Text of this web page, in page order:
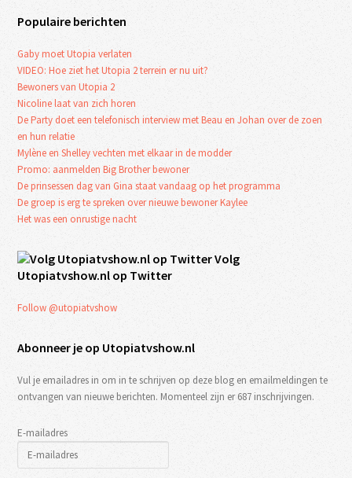
Populaire berichten
Gaby moet Utopia verlaten
VIDEO: Hoe ziet het Utopia 2 terrein er nu uit?
Bewoners van Utopia 2
Nicoline laat van zich horen
De Party doet een telefonisch interview met Beau en Johan over de zoen
en hun relatie
Mylène en Shelley vechten met elkaar in de modder
Promo: aanmelden Big Brother bewoner
De prinsessen dag van Gina staat vandaag op het programma
De groep is erg te spreken over nieuwe bewoner Kaylee
Het was een onrustige nacht
Volg
Utopiatvshow.nl op Twitter
Follow @utopiatvshow
Abonneer je op Utopiatvshow.nl
Vul je emailadres in om in te schrijven op deze blog en emailmeldingen te
ontvangen van nieuwe berichten. Momenteel zijn er 687 inschrijvingen.
E-mailadres